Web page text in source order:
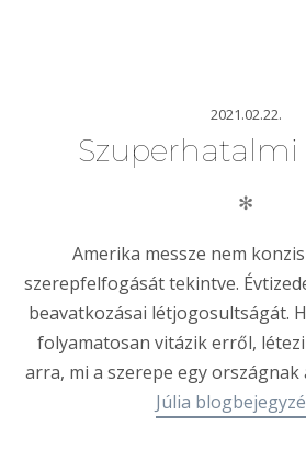
2021.02.22.
Szuperhatalmi
✻
Amerika messze nem
szerepfelfogását tekintve.
beavatkozásai létjogosultságát.
folyamatosan vitázik erről,
arra, mi a szerepe egy országnak
Júlia